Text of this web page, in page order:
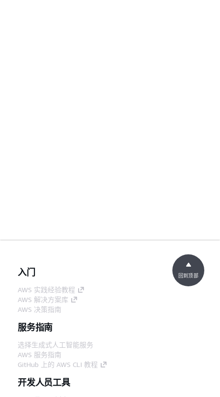
入门
AWS 实践经验教程
AWS 解决方案库
AWS 决策指南
服务指南
选择生成式人工智能服务
AWS 服务指南
GitHub 上的 AWS CLI 教程
开发人员工具
回到顶部